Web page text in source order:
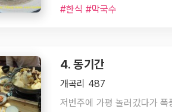
#한식 #막국수
4. 동기간
개곡리 487